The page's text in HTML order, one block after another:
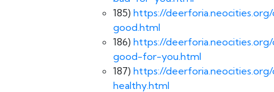
185) https://
good.html
186) https://
good-for-you.html
187) https://
healthy.html